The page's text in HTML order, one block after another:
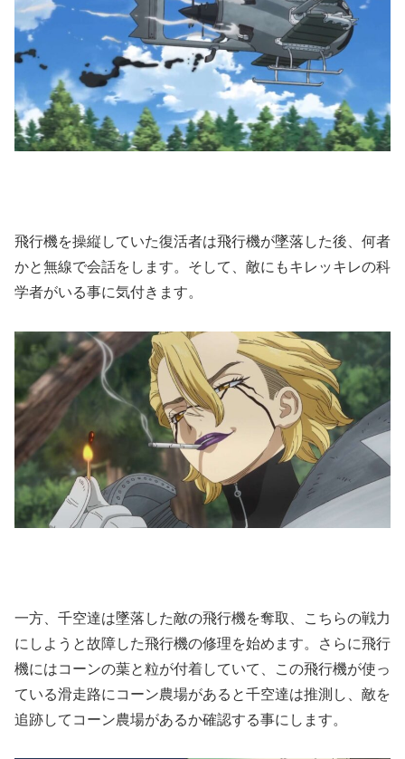
飛行機を操縦していた復活者は飛行機が墜落した後、何者
かと無線で会話をします。そして、敵にもキレッキレの科
学者がいる事に気付きます。
一方、千空達は墜落した敵の飛行機を奪取、こちらの戦力
にしようと故障した飛行機の修理を始めます。さらに飛行
機にはコーンの葉と粒が付着していて、この飛行機が使っ
ている滑走路にコーン農場があると千空達は推測し、敵を
追跡してコーン農場があるか確認する事にします。